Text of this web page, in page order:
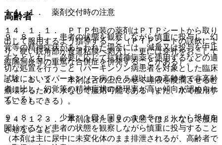
１４．１． 薬剤交付時の注意
１４．１．１． ＰＴＰ包装の薬剤はＰＴＰシートから取り
出して服用するよう指導すること（ＰＴＰシートの誤飲によ
り、硬い鋭角部が食道粘膜へ刺入し、更には穿孔をおこして
縦隔洞炎等の重篤な合併症を併発することがある）。
１４．１．２． 本剤は舌の上にのせて唾液を浸潤させると
崩壊するため、水なしで服用可能である（また、水で服用す
ることもできる）。
１４．１．３． 本剤は寝たままの状態では、水なしで服用
させないこと。
高齢者
９．８．１． 患者の状態を観察しながら慎重に投与し、幻
覚等の精神症状があらわれた場合には、減量又は投与を中止
するとともに、必要に応じて抗精神病薬を使用するなどの適
切な処置を行うこと（パーキンソン病患者を対象とした臨床
試験においてパーキンソン病の６５歳以上の高齢者で非高齢
者に比し、幻覚等の精神症状の発現率が高い傾向が認められ
ている）。
９．８．２． 少量（１日１回０．１２５ｍｇ）から投与を
開始するなど患者の状態を観察しながら慎重に投与すること
（本剤は主に尿中に未変化体のまま排泄されるが、高齢者で